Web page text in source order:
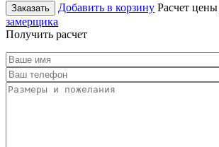
Заказать Добавить в корзину Расчет цены
замерщика
Получить расчет